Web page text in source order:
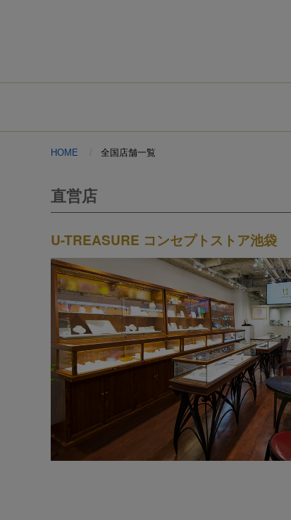
HOME 全国店舗一覧
直営店
U-TREASURE コンセプトストア池袋